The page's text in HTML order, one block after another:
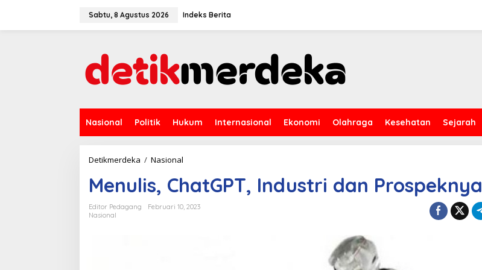
Sabtu, 8 Agustus 2026 Indeks Berita
Nasional Politik Hukum Internasional Ekonomi Olahraga Kesehatan Sejarah
Detikmerdeka / Nasional
n
u
Menulis, ChatGPT, Industri dan Prospeknya
Editor Pedagang
Februari 10, 2023
Nasional